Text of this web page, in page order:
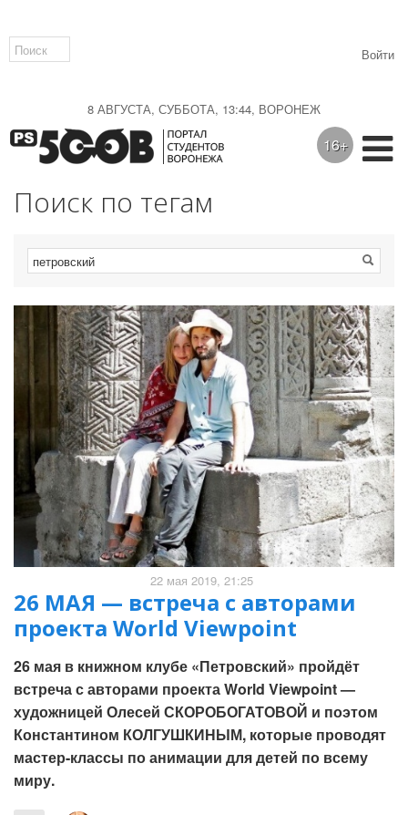
8 АВГУСТА, СУББОТА, 13:44, ВОРОНЕЖ
Войти
16+
Поиск по тегам
22 мая 2019, 21:25
26 МАЯ — встреча с авторами
проекта World Viewpoint
26 мая в книжном клубе «Петровский» пройдёт
встреча с авторами проекта World Viewpoint —
художницей Олесей СКОРОБОГАТОВОЙ и поэтом
Константином КОЛГУШКИНЫМ, которые проводят
мастер-классы по анимации для детей по всему
миру.